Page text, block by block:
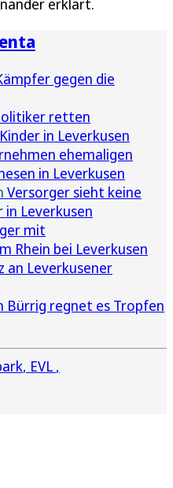
gegen die
retten
in Leverkusen
ehemaligen
in Leverkusen
Versorger sieht keine
Leverkusen
mit
Rhein bei Leverkusen
an Leverkusener
Bürrig regnet es Tropfen
EVL